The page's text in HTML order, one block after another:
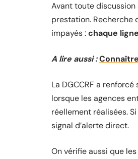
Avant toute
prestation. Recherche
impayés :chaque
A lire aussi :
La DGCCRF a
lorsque les agences
réellement réalisées.
signal d’alerte direct.
On vérifie aussi que